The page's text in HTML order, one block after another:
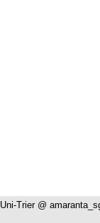
Uni-Trier @